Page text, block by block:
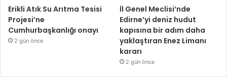
Erikli Atık Su Arıtma Tesisi
Projesi’ne
Cumhurbaşkanlığı onayı
2 gün önce
İl Genel Meclisi’nde
Edirne’yi deniz hudut
kapısına bir adım daha
yaklaştıran Enez Limanı
kararı
2 gün önce